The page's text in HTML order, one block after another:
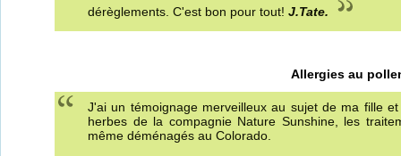
dérèglements. C'est bon pour tout! J.Tate.
Allergies au
J'ai un témoignage merveilleux au sujet de ma fille
herbes de la compagnie Nature Sunshine, les
même déménagés au Colorado.